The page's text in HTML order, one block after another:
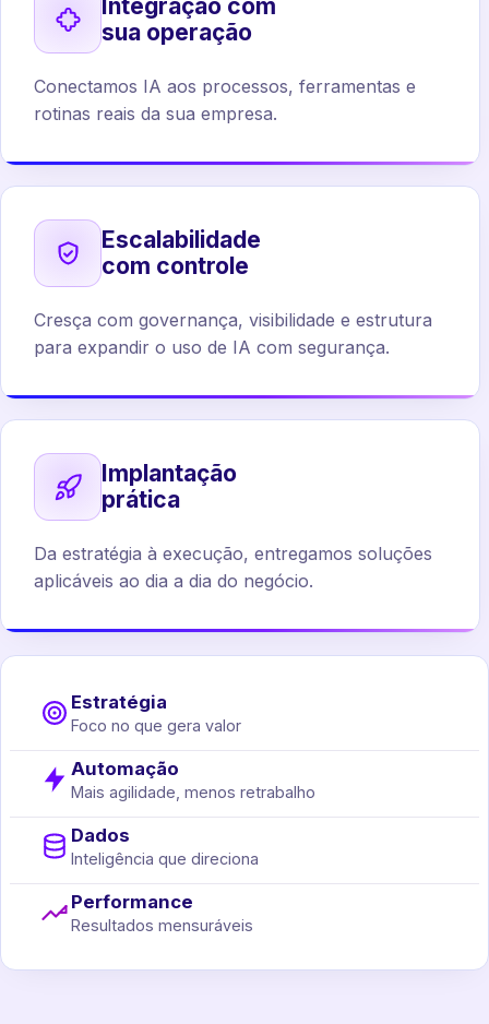
Integração com
sua operação
Conectamos IA aos processos, ferramentas e
rotinas reais da sua empresa.
Escalabilidade
com controle
Cresça com governança, visibilidade e estrutura
para expandir o uso de IA com segurança.
Implantação
prática
Da estratégia à execução, entregamos soluções
aplicáveis ao dia a dia do negócio.
Estratégia
Foco no que gera valor
Automação
Mais agilidade, menos retrabalho
Dados
Inteligência que direciona
Performance
Resultados mensuráveis